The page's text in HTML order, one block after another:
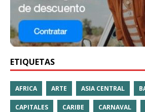
ETIQUETAS
AFRICA ARTE ASIA CENTRAL
CAPITALES CARIBE CARNAVAL